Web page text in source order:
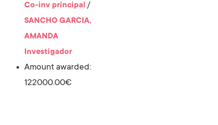
Co-inv principal /
SANCHO GARCIA,
AMANDA
Investigador
Amount awarded:
122000.00€